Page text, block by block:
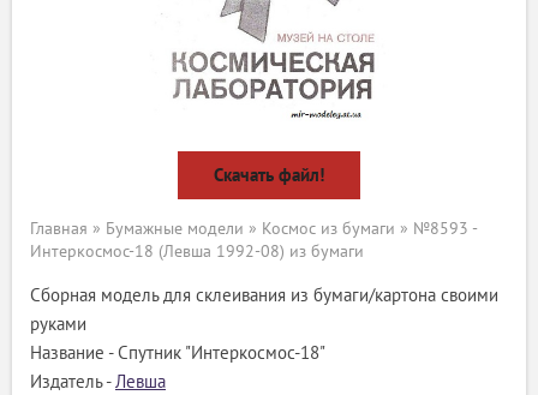
Скачать файл!
Главная » Бумажные модели » Космос из бумаги » №8593 -
Интеркосмос-18 (Левша 1992-08) из бумаги
Сборная модель для склеивания из бумаги/картона своими
руками
Название - Спутник "Интеркосмос-18"
Издатель -Левша